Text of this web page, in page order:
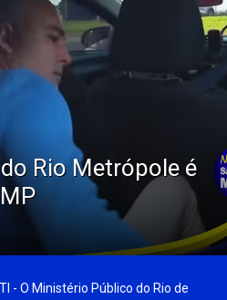
Rio Metrópole é
- O Ministério Público do Rio de